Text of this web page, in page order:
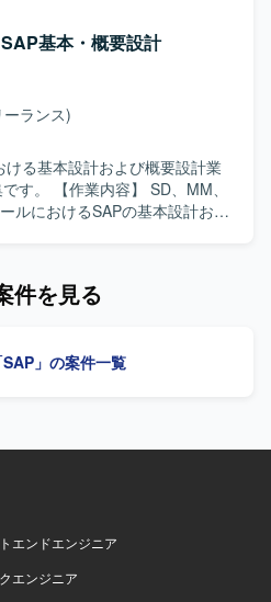
を行っていただきます。 仕様
の指示および受入テストを実
移行関連作業を担当していた
うえでの顧客との打ち合わせ
整理を行っていただきます。
課題・追加要望対応および本
望対応フェーズにおける業務
像】 顧客と
ることができ、報告・連絡・
る方を求めております。 SAP
ただきたいと考えておりま
ズに携わることができます。
る経験を得ることができま
いた環境での作業となりま
基本・概要設計
ランス)
ける基本設計および概要設計業
、MM、
ルにおけるSAPの基本設計およ
共有を主体的に行っていただ
ュールであるSD、MM、PP、
ステム環境において、SD、
件を見る
SAP」の案件一覧
エンドエンジニア
エンジニア